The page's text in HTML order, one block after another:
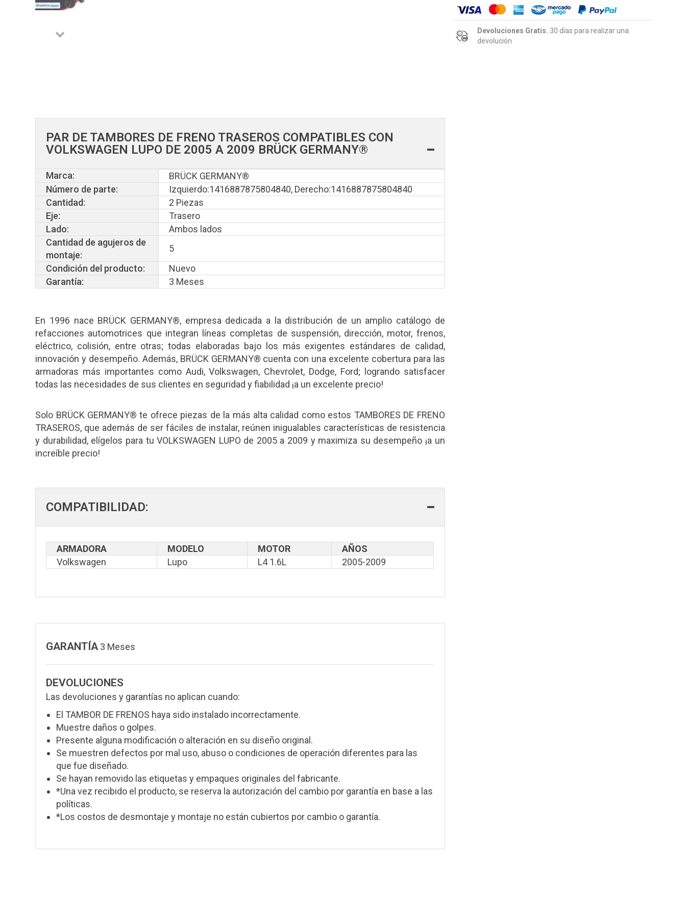
Devoluciones Gratis. 30 días para realizar una
devolución
PAR DE TAMBORES DE FRENO TRASEROS COMPATIBLES CON
VOLKSWAGEN LUPO DE 2005 A 2009 BRÜCK GERMANY®
Marca:
BRÜCK GERMANY®
Número de parte:
Izquierdo:1416887875804840, Derecho:1416887875804840
Cantidad:
2 Piezas
Eje:
Trasero
Lado:
Ambos lados
Cantidad de agujeros de
montaje:
5
Condición del producto:
Nuevo
Garantía:
3 Meses
En 1996 nace BRÜCK GERMANY®, empresa dedicada a la distribución de un amplio catálogo de
refacciones automotrices que integran líneas completas de suspensión, dirección, motor, frenos,
eléctrico, colisión, entre otras; todas elaboradas bajo los más exigentes estándares de calidad,
innovación y desempeño. Además, BRÜCK GERMANY® cuenta con una excelente cobertura para las
armadoras más importantes como Audi, Volkswagen, Chevrolet, Dodge, Ford; logrando satisfacer
todas las necesidades de sus clientes en seguridad y fiabilidad ¡a un excelente precio!
Solo BRÜCK GERMANY® te ofrece piezas de la más alta calidad como estos TAMBORES DE FRENO
TRASEROS, que además de ser fáciles de instalar, reúnen inigualables características de resistencia
y durabilidad, elígelos para tu VOLKSWAGEN LUPO de 2005 a 2009 y maximiza su desempeño ¡a un
increíble precio!
COMPATIBILIDAD:
ARMADORA MODELO MOTOR
AÑOS
Volkswagen
Lupo L4 1.6L 2005-2009
GARANTÍA 3 Meses
DEVOLUCIONES
Las devoluciones y garantías no aplican cuando:
El TAMBOR DE FRENOS haya sido instalado incorrectamente.
Muestre daños o golpes.
Presente alguna modificación o alteración en su diseño original.
Se muestren defectos por mal uso, abuso o condiciones de operación diferentes para las
que fue diseñado.
Se hayan removido las etiquetas y empaques originales del fabricante.
*Una vez recibido el producto, se reserva la autorización del cambio por garantía en base a las
políticas.
*Los costos de desmontaje y montaje no están cubiertos por cambio o garantía.